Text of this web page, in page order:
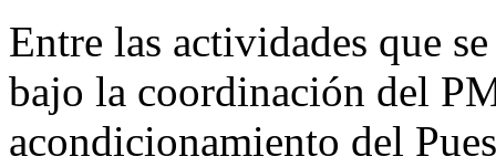
Entre las actividades que
bajo la coordinación del
acondicionamiento del